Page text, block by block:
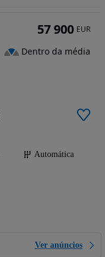
Automática
Ver anúncios
57 900 EUR
Dentro da média